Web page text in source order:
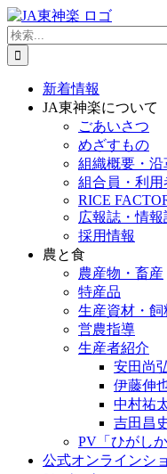
Skip
to
content
検
索
…
新着情報
JA東神楽について
ごあいさつ
めざすもの
組織概要・沿
組合員・利
RICE
広報誌・情報
採用情報
農と食
農産物・畜産
特産品
生産資材・飼
営農指導
生産者紹介
安田尚
伊藤伸
中村祐
吉田昌
PV「ひがし
公式オンラインシ